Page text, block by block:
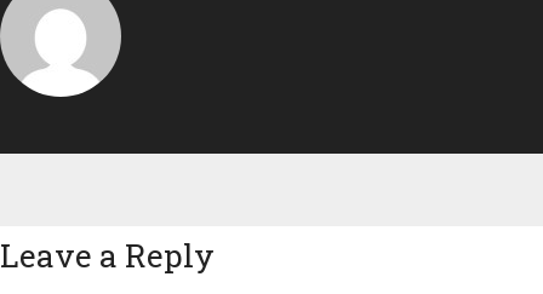
Leave a Reply